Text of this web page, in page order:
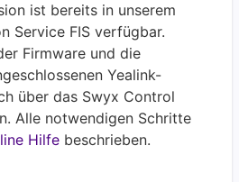
ist bereits in unserem
Service FIS verfügbar.
Firmware und die
Yealink-
über das Swyx Control
Alle notwendigen Schritte
Hilfe beschrieben.